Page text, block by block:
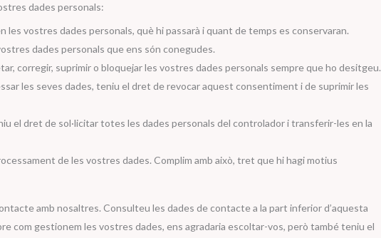
dades personals:
les vostres dades personals, què hi passarà i quant de temps es conservaran.
dades personals que ens són conegudes.
corregir, suprimir o bloquejar les vostres dades personals sempre que ho desitgeu.
les seves dades, teniu el dret de revocar aquest consentiment i de suprimir les
el dret de sol·licitar totes les dades personals del controlador i transferir-les en la
de les vostres dades. Complim amb això, tret que hi hagi motius
amb nosaltres. Consulteu les dades de contacte a la part inferior d’aquesta
com gestionem les vostres dades, ens agradaria escoltar-vos, però també teniu el